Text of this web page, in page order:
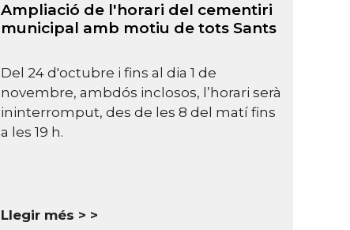
Ampliació de l'horari del cementiri
municipal amb motiu de tots Sants
Del 24 d'octubre i fins al dia 1 de
novembre, ambdós inclosos, l’horari serà
ininterromput, des de les 8 del matí fins
a les 19 h.
Llegir més >